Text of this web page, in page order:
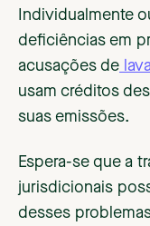
Individualmente
deficiências em
acusações de
usam créditos
suas emissões.
Espera-se que a
jurisdicionais
desses